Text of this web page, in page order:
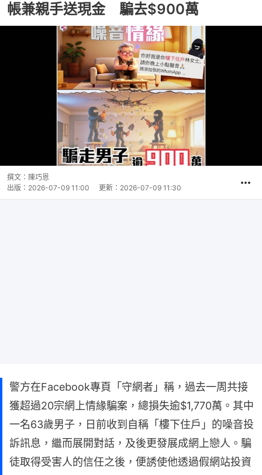
帳兼親手送現金 騙去$900萬
撰文： 陳巧恩
出版： 2026-07-09 11:00 更新： 2026-07-09 11:30
警方在Facebook專頁「守網者」稱，過去一周共接
獲超過20宗網上情緣騙案，總損失逾$1,770萬。其中
一名63歲男子，日前收到自稱「樓下住戶」的噪音投
訴訊息，繼而展開對話，及後更發展成網上戀人。騙
徒取得受害人的信任之後，便誘使他透過假網站投資